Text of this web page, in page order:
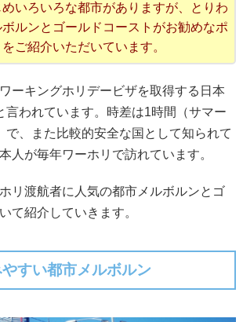
めいろいろな都市がありますが、とりわ
ボルンとゴールドコーストがお勧めなポ
ご紹介いただいています。
ーキングホリデービザを取得する日本
言われています。時差は1時間（サマー
で、また比較的安全な国として知られて
人が毎年ワーホリで訪れています。
リ渡航者に人気の都市メルボルンとゴ
て紹介していきます。
すい都市メルボルン